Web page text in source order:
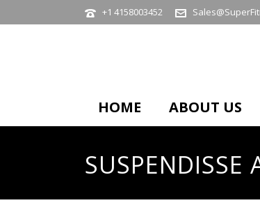
+1 4158003452
HOME ABOUT US
SUSPENDISSE